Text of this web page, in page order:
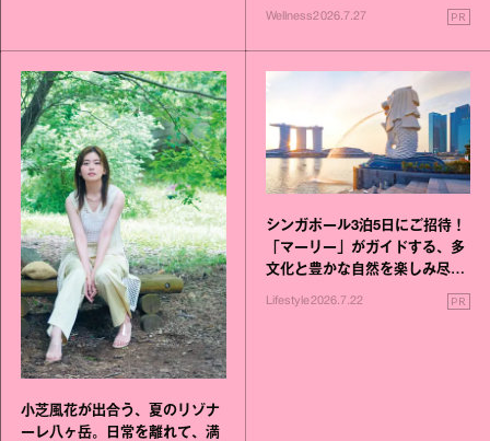
いこと毎日》シリーズが誕生
Wellness2026.7.27 PR
小芝風花が出合う、夏のリゾナ
ーレ八ヶ岳。日常を離れて、満
シンガポール3泊5日にご招待！
「マーリー」がガイドする、多
文化と豊かな自然を楽しみ尽く
Lifestyle2026.7.22 PR